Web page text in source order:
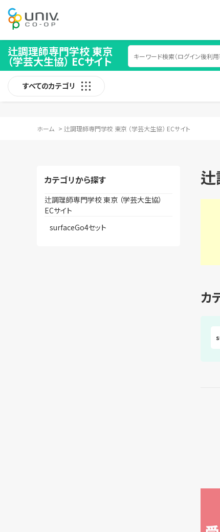
辻調理師専門学校 東京
（学芸大生協） ECサイト
すべてのカテゴリ
ホーム > 辻調理師専門学校 東京 （学芸大生協） ECサイト
カテゴリから探す
辻調理師専門学校 東京 （学芸大生協）
ECサイト
surfaceGo4セット
辻
カ